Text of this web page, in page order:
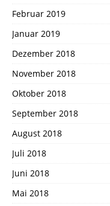
Februar 2019
Januar 2019
Dezember 2018
November 2018
Oktober 2018
September 2018
August 2018
Juli 2018
Juni 2018
Mai 2018